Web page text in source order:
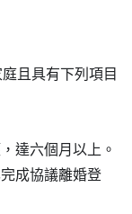
且具有下列項目
達六個月以上。
成協議離婚登